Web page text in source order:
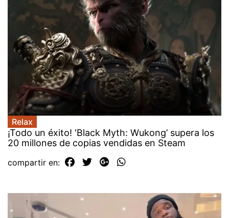
Relax
¡Todo un éxito! ‘Black Myth: Wukong’ supera los
20 millones de copias vendidas en Steam
compartir en: